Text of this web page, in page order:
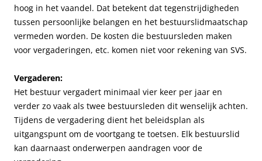
hoog in het vaandel. Dat betekent dat tegenstrijdigheden
tussen persoonlijke belangen en het bestuurslidmaatschap
vermeden worden. De kosten die bestuursleden maken
voor vergaderingen, etc. komen niet voor rekening van SVS.
Vergaderen:
Het bestuur vergadert minimaal vier keer per jaar en
verder zo vaak als twee bestuursleden dit wenselijk achten.
Tijdens de vergadering dient het beleidsplan als
uitgangspunt om de voortgang te toetsen. Elk bestuurslid
kan daarnaast onderwerpen aandragen voor de